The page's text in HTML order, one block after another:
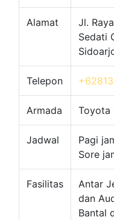
Alamat
Jl.
Sedati
Telepon
Armada Toyota
Jadwal
Pagi
Sore
Fasilitas
Antar
dan
Bantal